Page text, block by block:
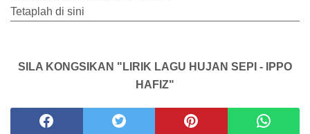
Tetaplah di sini
SILA KONGSIKAN "LIRIK LAGU HUJAN SEPI - IPPO
HAFIZ"